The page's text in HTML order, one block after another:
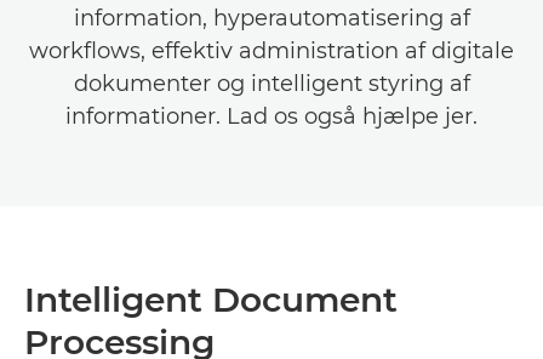
information, hyperautomatisering af
workflows, effektiv administration af digitale
dokumenter og intelligent styring af
informationer. Lad os også hjælpe jer.
Intelligent Document
Processing